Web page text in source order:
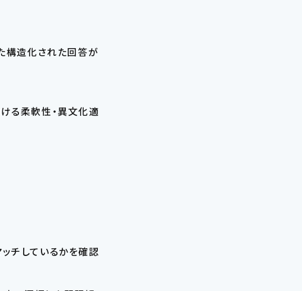
構造化された回答が
る柔軟性・異文化適
チしているかを確認